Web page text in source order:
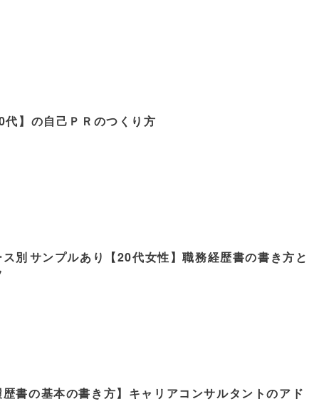
代】の自己ＰＲのつくり方
別サンプルあり【20代女性】職務経歴書の書き方と
歴書の基本の書き方】キャリアコンサルタントのアド